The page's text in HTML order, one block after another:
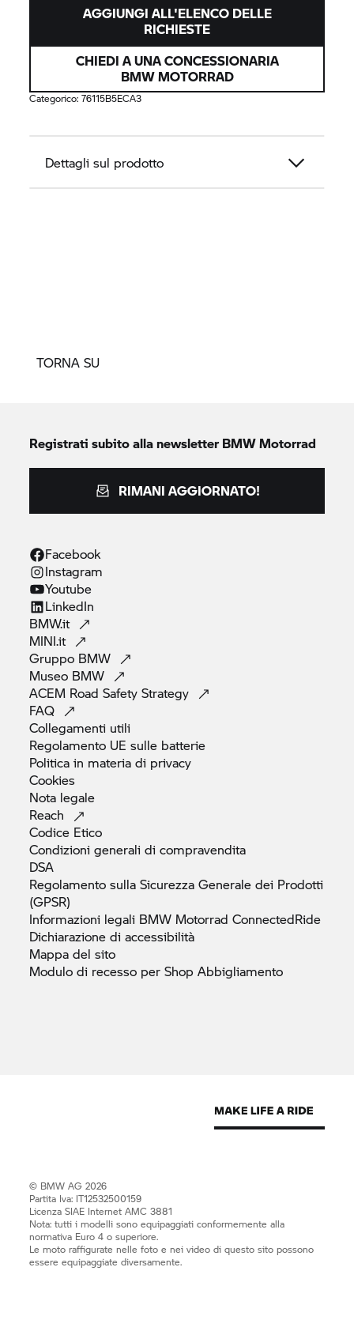
AGGIUNGI ALL'ELENCO DELLE
RICHIESTE
CHIEDI A UNA CONCESSIONARIA
BMW MOTORRAD
Categorico:76115B5ECA3
Dettagli sul prodotto
TORNA SU
Registrati subito alla newsletterBMW Motorrad
RIMANI AGGIORNATO!
Facebook
Instagram
Youtube
LinkedIn
BMW.it
MINI.it
Gruppo BMW
Museo BMW
ACEM Road SafetyStrategy
FAQ
Collegamenti utili
Regolamento UE sulle batterie
Politica in materia di privacy
Cookies
Nota legale
Reach
Codice Etico
Condizioni generali dicompravendita
DSA
Regolamento sulla Sicurezza Generale dei Prodotti
(GPSR)
Informazioni legali BMW Motorrad ConnectedRide
Dichiarazione diaccessibilità
Mappa delsito
Modulo di recesso per ShopAbbigliamento
© BMW AG 2026
Partita Iva: IT12532500159
Licenza SIAE Internet AMC 3881
Nota: tutti i modelli sono equipaggiati conformemente alla
normativa Euro 4 o superiore.
Le moto raffigurate nelle foto e nei video di questo sito possono
essere equipaggiate diversamente.